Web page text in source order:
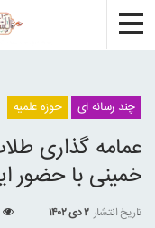
چند رسانه ای حوزه علمیه
عمامه گذاری
خمینی با حضور
تاریخ انتشار ۲ دی ۱۴۰۲